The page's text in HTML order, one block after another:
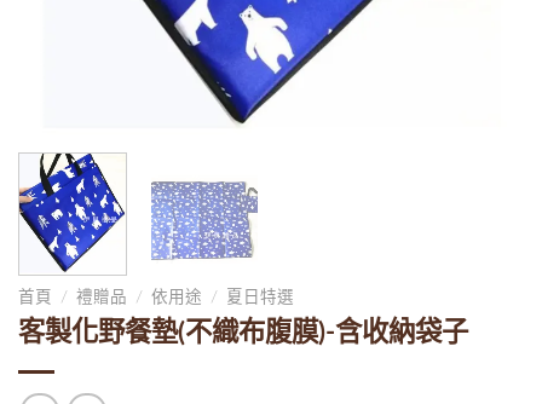
首頁 / 禮贈品 / 依用途 / 夏日特選
客製化野餐墊(不織布腹膜)-含收納袋子